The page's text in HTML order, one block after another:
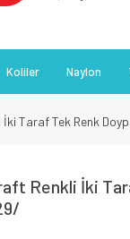
Koliler Naylon
İki Taraf Tek Renk
Renkli İki